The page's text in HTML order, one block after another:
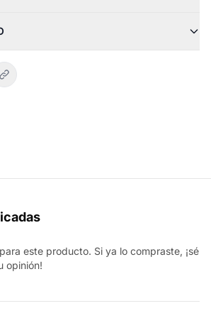
este producto. Si ya lo compraste, ¡sé
opinión!